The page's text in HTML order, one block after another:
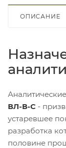
ОПИСАНИЕ
ВЛ-В-С -
устаревшее
разработка
половине